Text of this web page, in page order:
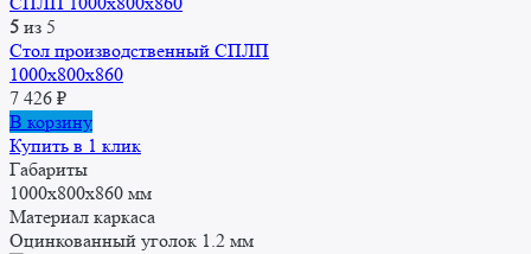
5 из 5
Стол производственный СПЛП
1000х800х860
7 426 ₽
В корзину
Купить в 1 клик
Габариты
1000x800x860 мм
Материал каркаса
Оцинкованный уголок 1.2 мм